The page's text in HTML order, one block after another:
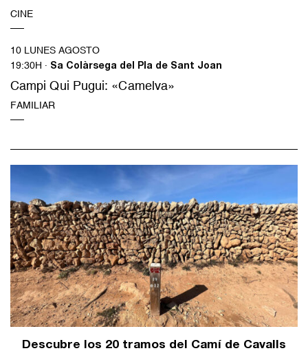
CINE
10 LUNES AGOSTO
19:30H · Sa Colàrsega del Pla de Sant Joan
Campi Qui Pugui: «Camelva»
FAMILIAR
Descubre los 20 tramos del Camí de Cavalls